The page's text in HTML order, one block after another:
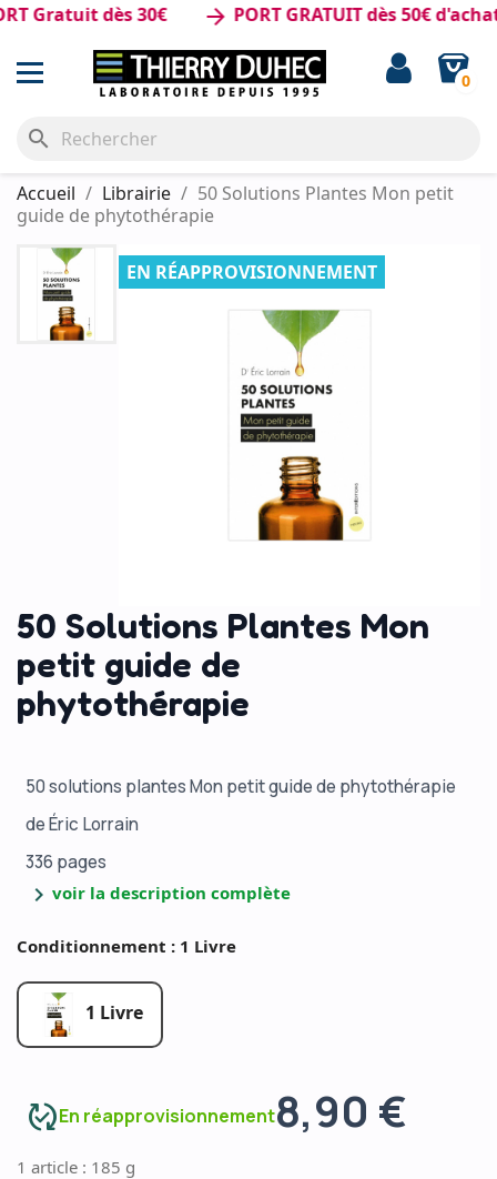
Gratuit dès 30€ PORT GRATUIT dès 50€ d'achat
0
search
Accueil Librairie
50 Solutions Plantes Mon petit
guide de phytothérapie
EN RÉAPPROVISIONNEMENT
50 Solutions Plantes Mon
petit guide de
phytothérapie
50 solutions plantes Mon petit guide de phytothérapie
de Éric Lorrain
336 pages
chevron_right voir la description complète
Conditionnement : 1 Livre
1 Livre
published_with_changesEn réapprovisionnement8,90 €
1 article : 185 g